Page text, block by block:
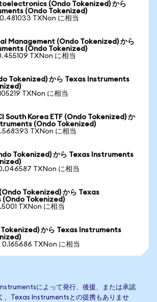
(Ondo Tokenized) から
(Ondo Tokenized)
TXNon に相当
Management (Ondo Tokenized) から
(Ondo Tokenized)
TXNon に相当
Tokenized) から Texas Instruments
TXNon に相当
South Korea ETF (Ondo Tokenized) か
(Ondo Tokenized)
TXNon に相当
Tokenized) から Texas Instruments
TXNon に相当
Tokenized) から Texas
(Ondo Tokenized)
TXNon に相当
から Texas Instruments
0.165686 TXNon に相当
によって発行、後援、または承認
、Texas Instrumentsとの提携もありませ